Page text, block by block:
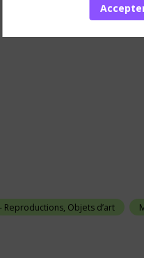
Reproductions, Objets d’art